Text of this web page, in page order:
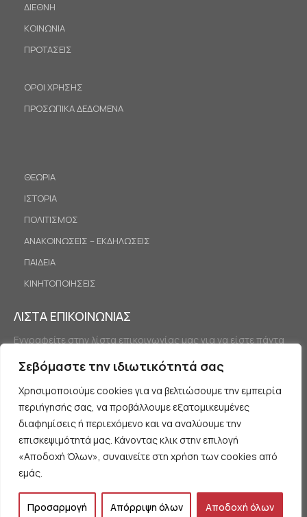
Σεβόμαστε την ιδιωτικότητά σας
Χρησιμοποιούμε cookies για να βελτιώσουμε την εμπειρία
περιήγησής σας, να προβάλλουμε εξατομικευμένες
διαφημίσεις ή περιεχόμενο και να αναλύουμε την
επισκεψιμότητά μας. Κάνοντας κλικ στην επιλογή
«Αποδοχή Όλων», συναινείτε στη χρήση των cookies από
εμάς.
Προσαρμογή Απόρριψη όλων Αποδοχή όλων
ΔΙΕΘΝΗ
ΚΟΙΝΩΝΙΑ
ΠΡΟΤΑΣΕΙΣ
ΟΡΟΙ ΧΡΗΣΗΣ
ΠΡΟΣΩΠΙΚΑ ΔΕΔΟΜΕΝΑ
ΘΕΩΡΙΑ
ΙΣΤΟΡΙΑ
ΠΟΛΙΤΙΣΜΟΣ
ΑΝΑΚΟΙΝΩΣΕΙΣ – ΕΚΔΗΛΩΣΕΙΣ
ΠΑΙΔΕΙΑ
ΚΙΝΗΤΟΠΟΙΗΣΕΙΣ
ΛΙΣΤΑ ΕΠΙΚΟΙΝΩΝΙΑΣ
Εγγραφείτε στην λίστα επικοινωνίας μας για να είστε πάντα
Εγγραφή